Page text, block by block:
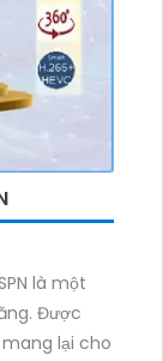
là một
Được
lại cho